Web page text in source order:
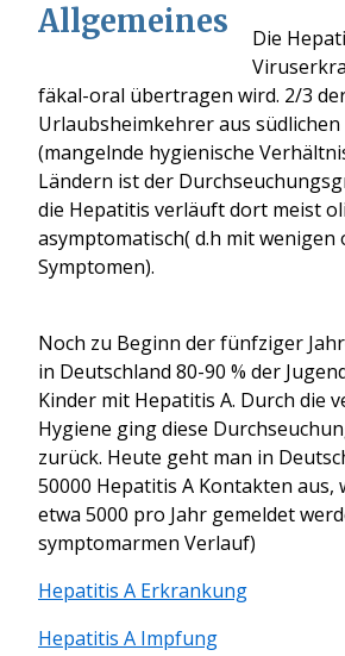
Allgemeines
Die
fäkal-oral übertragen wird. 2/3
Urlaubsheimkehrer aus
(mangelnde hygienische
Ländern ist der
die Hepatitis verläuft dort meist
asymptomatisch( d.h mit wenigen
Symptomen).
Noch zu Beginn der fünfziger
in Deutschland 80-90 % der
Kinder mit Hepatitis A. Durch die
Hygiene ging diese
zurück. Heute geht man in
50000 Hepatitis A Kontakten aus,
etwa 5000 pro Jahr gemeldet
symptomarmen Verlauf)
Hepatitis A Erkrankung
Hepatitis A Impfung